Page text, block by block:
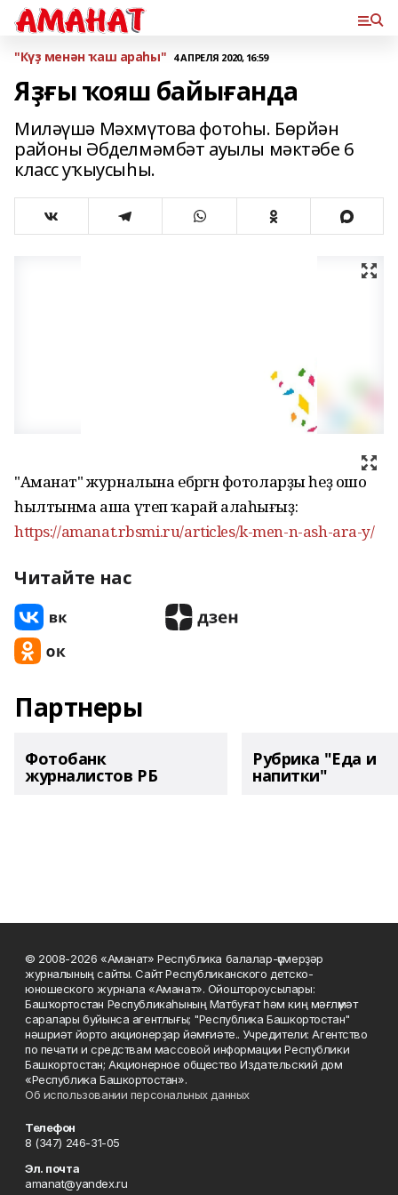
"Күҙ менән ҡаш араһы" 4 АПРЕЛЯ 2020, 16:59
Яҙғы ҡояш байығанда
Миләүшә Мәхмүтова фотоһы. Бөрйән
районы Әбделмәмбәт ауылы мәктәбе 6
класс уҡыусыһы.
"Аманат" журналына ебәргән фотоларҙы һеҙ ошо
һылтынма аша үтеп ҡарай алаһығыҙ:
https://amanat.rbsmi.ru/articles/k-men-n-ash-ara-y/
Читайте нас
Партнеры
Фотобанк
журналистов РБ
Рубрика "Еда и
напитки"
© 2008-2026 «Аманат» Республика балалар-үҫмерҙәр
журналының сайты. Сайт Республиканского детско-
юношеского журнала «Аманат». Ойоштороусылары:
Башҡортостан Республикаһының Матбуғат һәм киң мәғлүмәт
саралары буйынса агентлығы; "Республика Башкортостан"
нәшриәт йорто акционерҙар йәмғиәте.. Учредители: Агентство
по печати и средствам массовой информации Республики
Башкортостан; Акционерное общество Издательский дом
«Республика Башкортостан».
Об использовании персональных данных
Телефон
8 (347) 246-31-05
Эл. почта
amanat@yandex.ru